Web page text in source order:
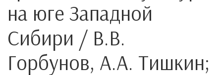
на юге Западной
Сибири / В.В.
Горбунов, А.А. Тишкин;